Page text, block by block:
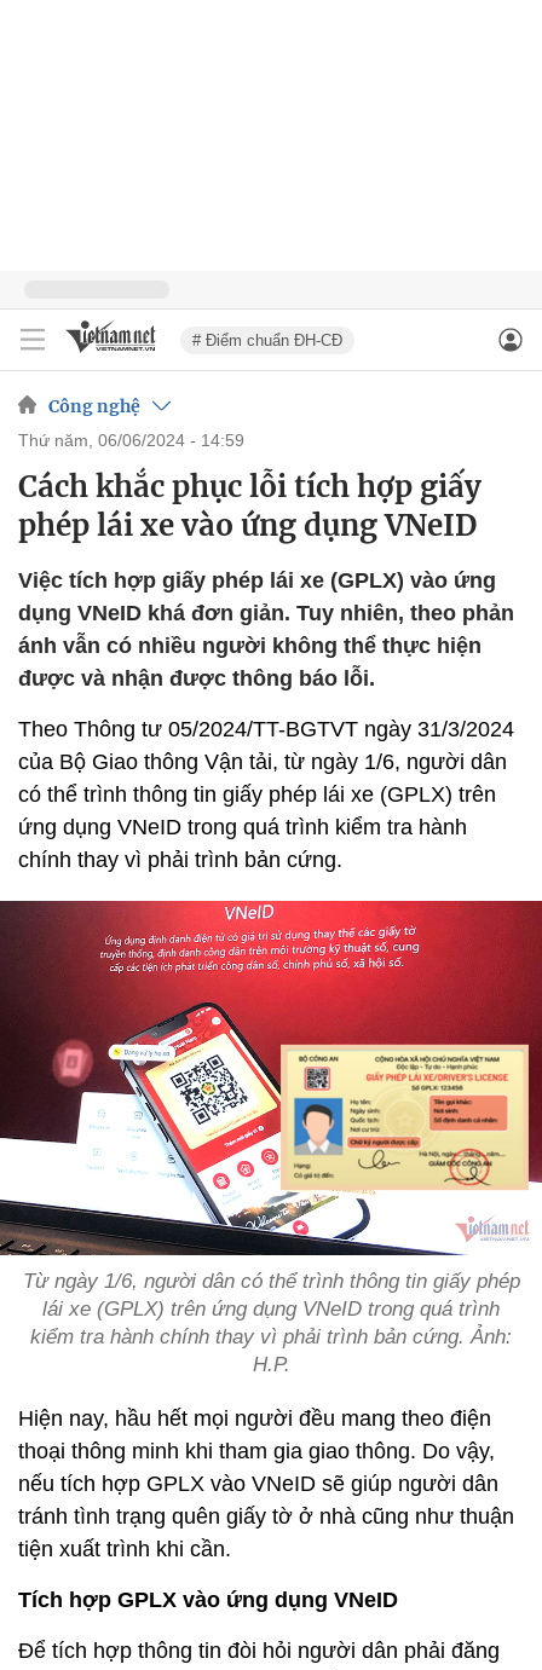
# Điểm chuẩn ĐH-CĐ
Công nghệ
thứ năm, 06/06/2024 - 14:59
Cách khắc phục lỗi tích hợp giấy
phép lái xe vào ứng dụng VNeID
Việc tích hợp giấy phép lái xe (GPLX) vào ứng
dụng VNeID khá đơn giản. Tuy nhiên, theo phản
ánh vẫn có nhiều người không thể thực hiện
được và nhận được thông báo lỗi.
Theo Thông tư 05/2024/TT-BGTVT ngày 31/3/2024
của Bộ Giao thông Vận tải, từ ngày 1/6, người dân
có thể trình thông tin giấy phép lái xe (GPLX) trên
ứng dụng VNeID trong quá trình kiểm tra hành
chính thay vì phải trình bản cứng.
Từ ngày 1/6, người dân có thể trình thông tin giấy phép
lái xe (GPLX) trên ứng dụng VNeID trong quá trình
kiểm tra hành chính thay vì phải trình bản cứng. Ảnh:
H.P.
Hiện nay, hầu hết mọi người đều mang theo điện
thoại thông minh khi tham gia giao thông. Do vậy,
nếu tích hợp GPLX vào VNeID sẽ giúp người dân
tránh tình trạng quên giấy tờ ở nhà cũng như thuận
tiện xuất trình khi cần.
Tích hợp GPLX vào ứng dụng VNeID
Để tích hợp thông tin đòi hỏi người dân phải đăng